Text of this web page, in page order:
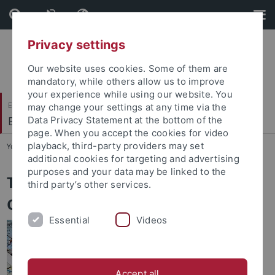
Skip
to
content
Skip
to
footer
Evangelisch-Theologische Fakultät
Biblisch-Archäologisches Institut
You are here: Startseite ... TAVO
Tübinger Atlas des Vorderen
Orients (TAVO)
Der Sonderforschungsbereich
Vorderen Orients" der
Privacy settings
Our website uses cookies. Some of them are
mandatory, while others allow us to improve
your experience while using our website. You
may change your settings at any time via the
Data Privacy Statement at the bottom of the
page. When you accept the cookies for video
playback, third-party providers may set
additional cookies for targeting and advertising
purposes and your data may be linked to the
third party’s other services.
Essential Videos